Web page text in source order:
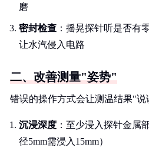
磨
密封检查 ：摇晃探针听是否有
让水汽侵入电路
二、改善测量"姿势"
错误的操作方式会让测温结果"说
沉浸深度 ：至少浸入探针金属
径5mm需浸入15mm）